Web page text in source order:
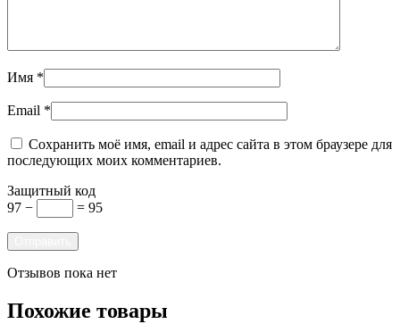
Имя *
Email *
Сохранить моё имя, email и адрес сайта в этом браузере для
последующих моих комментариев.
Защитный код
97 −
= 95
Отзывов пока нет
Похожие товары